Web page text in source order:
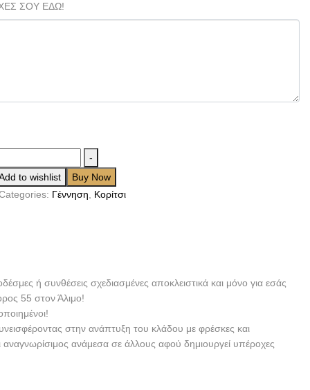
ΣΟΥ ΕΔΩ!
-
to wishlist
Buy Now
Γέννηση Κορίτσι
ή συνθέσεις σχεδιασμένες αποκλειστικά και μόνο για εσάς
55 στον Άλιμο!
στην ανάπτυξη του κλάδου με φρέσκες και
ανάμεσα σε άλλους αφού δημιουργεί υπέροχες